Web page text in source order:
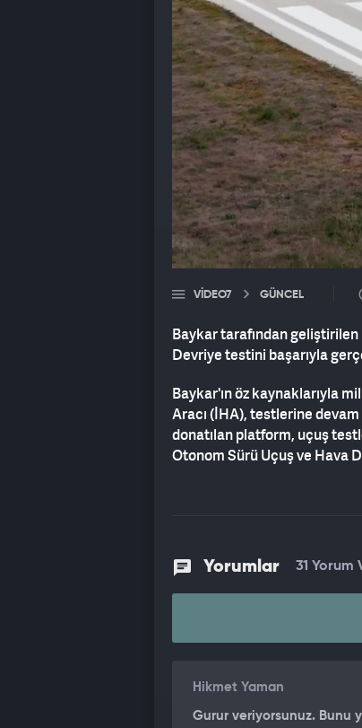
VIDEO7 GÜNCEL
Baykar tarafından
Devriye testini başarıyla
Baykar'ın öz kaynaklarıyla
Aracı (İHA), testlerine
donatılan platform, uçuş
Otonom Sürü Uçuş ve Hava
Yorumlar 31 Yorum
Hikmet Yaman
Gurur veriyorsunuz. Bunu